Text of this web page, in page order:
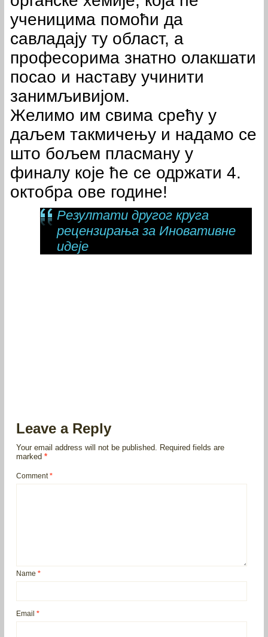
ученицима помоћи да
савладају ту област, а
професорима знатно олакшати
посао и наставу учинити
занимљивијом.
Желимо им свима срећу у
даљем такмичењу и надамо се
што бољем пласману у
финалу које ће се одржати 4.
октобра ове године!
Резултати другог круга
рецензирања за Иновативне
идеје
Leave a Reply
Your email address will not be published. Required fields are
marked*
Comment*
Name*
Email*